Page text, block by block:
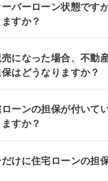
バーローン状態です
すか？
になった場合、不動
はどうなりますか？
ーンの担保が付いて
すか？
けに住宅ローンの担